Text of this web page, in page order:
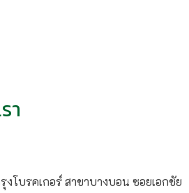
า
โบรคเกอร์ สาขาบางบอน ซอยเอกชัย